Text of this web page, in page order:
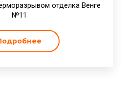
отделка Венге
№11